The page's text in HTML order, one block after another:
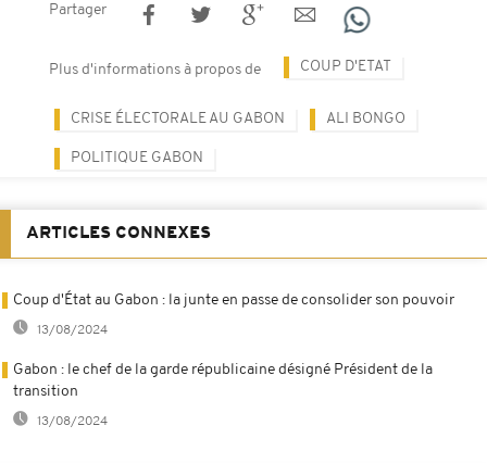
Partager
Plus d'informations à propos de COUP D'ETAT
CRISE ÉLECTORALE AU GABON ALI BONGO
POLITIQUE GABON
ARTICLES CONNEXES
Coup d'État au Gabon : la junte en passe de consolider son pouvoir
13/08/2024
Gabon : le chef de la garde républicaine désigné Président de la
transition
13/08/2024